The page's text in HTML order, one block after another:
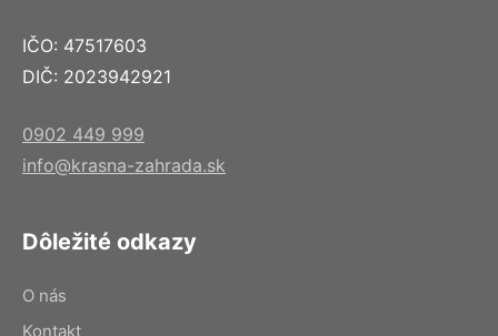
IČO: 47517603
DIČ: 2023942921
0902 449 999
info@krasna-zahrada.sk
Dôležité odkazy
O nás
Kontakt